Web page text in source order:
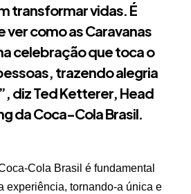
transformar vidas. É
ver como as Caravanas
celebração que toca o
trazendo alegria
diz Ted Ketterer, Head
da Coca-Cola Brasil.
Cola Brasil é fundamental
experiência, tornando-a única e